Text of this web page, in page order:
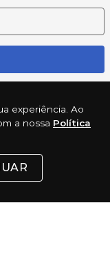
experiência. Ao
a nossa Política